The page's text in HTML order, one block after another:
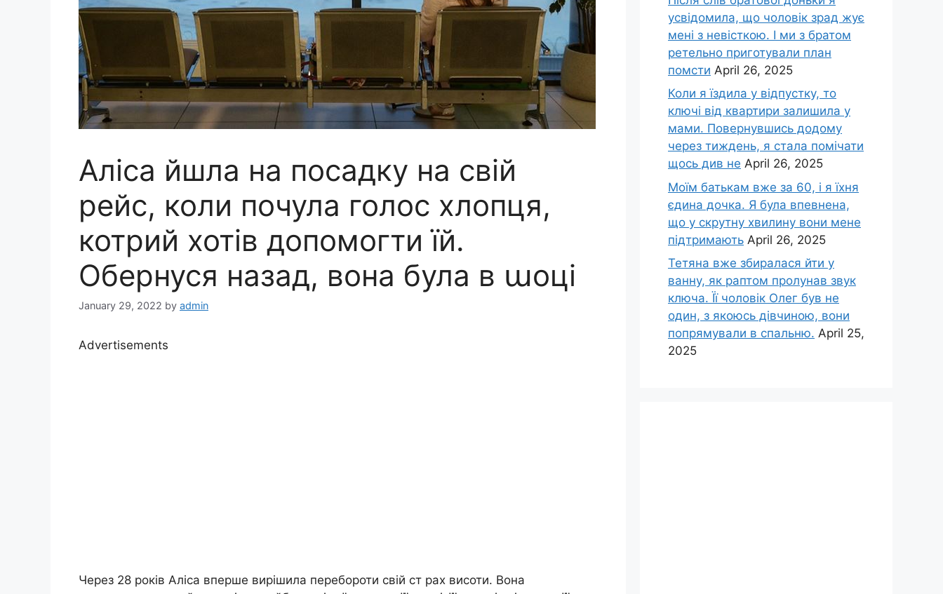
Аліса йшла на посадку на свій
рейс, коли почула голос хлопця,
котрий хотів допомогти їй.
Обернуся назад, вона була в աоці
January 29, 2022 by admin
Advertisements
Через 28 років Аліса вперше вирішила перебороти свій ст рах висоти. Вона
усвідомила, що чоловік зpад жує
мені з невісткою. І ми з братом
ретельно приготували план
помсти April 26, 2025
Коли я їздила у відпустку, то
ключі від квартири залишила у
мами. Повернувшись додому
через тиждень, я стала помічати
щось див не April 26, 2025
Моїм батькам вже за 60, і я їхня
єдина дочка. Я була впевнена,
що у скрутну хвилину вони мене
підтримають April 26, 2025
Тетяна вже збиралася йти у
ванну, як раптом пролунав звук
ключа. Її чоловік Олег був не
один, з якоюсь дівчиною, вони
попрямували в спальню. April 25,
2025